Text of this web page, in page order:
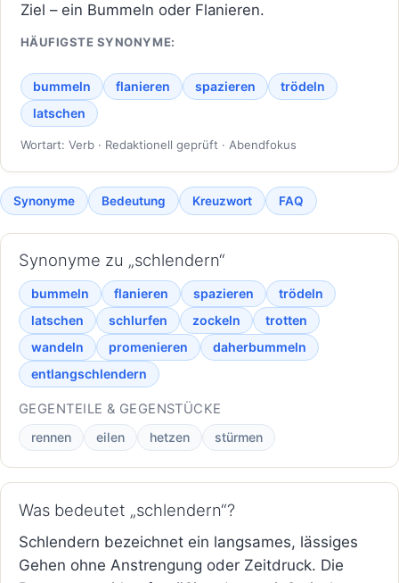
Ziel – ein Bummeln oder Flanieren.
HÄUFIGSTE SYNONYME:
bummeln flanieren spazieren
trödeln
latschen
Wortart: Verb · Redaktionell geprüft · Abendfokus
Synonyme Bedeutung Kreuzwort FAQ
Synonyme zu „schlendern“
bummeln flanieren spazieren
trödeln
latschen
schlurfen zockeln
trotten
wandeln
promenieren
daherbummeln
entlangschlendern
GEGENTEILE & GEGENSTÜCKE
rennen eilen hetzen stürmen
Was bedeutet „schlendern“?
Schlendern bezeichnet ein langsames, lässiges
Gehen ohne Anstrengung oder Zeitdruck. Die